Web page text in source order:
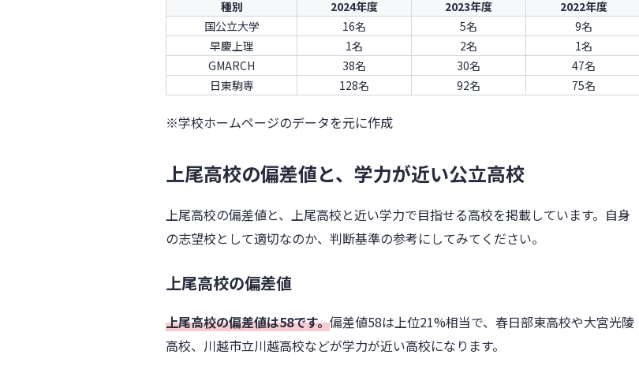
種別 2024年度 2023年度
2022年度
国公立大学
16名 5名
9名
早慶上理
1名 2名
1名
GMARCH
38名 30名
47名
日東駒専
128名 92名 75名
※学校ホームページのデータを元に作成
上尾高校の偏差値と、学力が近い公立高校
上尾高校の偏差値と、上尾高校と近い学力で目指せる高校を掲載しています。自身
の志望校として適切なのか、判断基準の参考にしてみてください。
上尾高校の偏差値
上尾高校の偏差値は58です。偏差値58は上位21%相当で、春日部東高校や大宮光陵
高校、川越市立川越高校などが学力が近い高校になります。